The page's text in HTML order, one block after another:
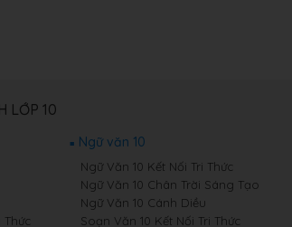
LỚP 10
Thức
Ngữ văn 10
Ngữ Văn 10 Kết Nối Tri Thức
Ngữ Văn 10 Chân Trời Sáng Tạo
Ngữ Văn 10 Cánh Diều
Soạn Văn 10 Kết Nối Tri Thức